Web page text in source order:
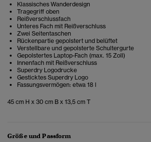
Klassisches Wanderdesign
Tragegriff oben
Reißverschlussfach
Unteres Fach mit Reißverschluss
Zwei Seitentaschen
Rückenpartie gepolstert und belüftet
Verstellbare und gepolsterte Schultergurte
Gepolstertes Laptop-Fach (max. 15 Zoll)
Innenfach mit Reißverschluss
Superdry Logodrucke
Gesticktes Superdry Logo
Fassungsvermögen: etwa 18 l
45 cm H x 30 cm B x 13,5 cm T
Größe und Passform